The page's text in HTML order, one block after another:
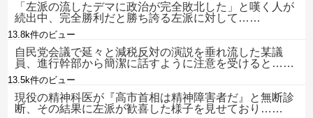
「左派の流したデマに政治が完全敗北した」と嘆く人が
続出中、完全勝利だと勝ち誇る左派に対して……
13.8k件のビュー
自民党会議で延々と減税反対の演説を垂れ流した某議
員、進行幹部から簡潔に話すように注意を受けると……
13.5k件のビュー
現役の精神科医が『高市首相は精神障害者だ』と無断診
断、その結果に左派が歓喜した様子を見せており……